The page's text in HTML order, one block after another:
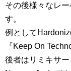
その後様々なレ
す。
例として
『Keep On
後者はリミキサー